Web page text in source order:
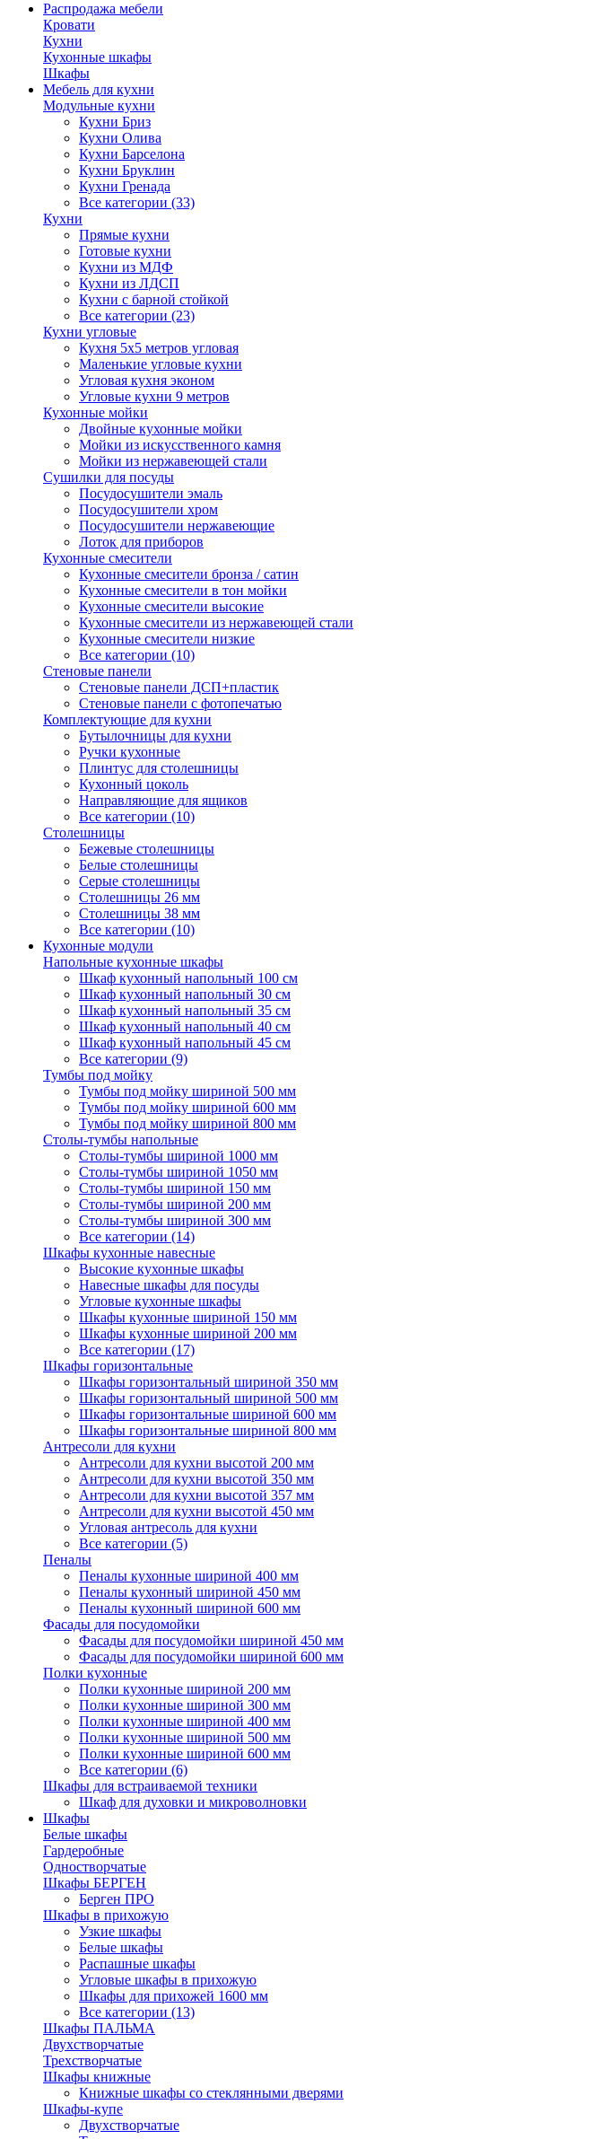
Распродажа мебели
Кровати
Кухни
Кухонные шкафы
Шкафы
Мебель для кухни
Модульные кухни
Кухни Бриз
Кухни Олива
Кухни Барселона
Кухни Бруклин
Кухни Гренада
Все категории (33)
Кухни
Прямые кухни
Готовые кухни
Кухни из МДФ
Кухни из ЛДСП
Кухни с барной стойкой
Все категории (23)
Кухни угловые
Кухня 5х5 метров угловая
Маленькие угловые кухни
Угловая кухня эконом
Угловые кухни 9 метров
Кухонные мойки
Двойные кухонные мойки
Мойки из искусственного камня
Мойки из нержавеющей стали
Сушилки для посуды
Посудосушители эмаль
Посудосушители хром
Посудосушители нержавеющие
Лоток для приборов
Кухонные смесители
Кухонные смесители бронза / сатин
Кухонные смесители в тон мойки
Кухонные смесители высокие
Кухонные смесители из нержавеющей стали
Кухонные смесители низкие
Все категории (10)
Стеновые панели
Стеновые панели ДСП+пластик
Стеновые панели с фотопечатью
Комплектующие для кухни
Бутылочницы для кухни
Ручки кухонные
Плинтус для столешницы
Кухонный цоколь
Направляющие для ящиков
Все категории (10)
Столешницы
Бежевые столешницы
Белые столешницы
Серые столешницы
Столешницы 26 мм
Столешницы 38 мм
Все категории (10)
Кухонные модули
Напольные кухонные шкафы
Шкаф кухонный напольный 100 см
Шкаф кухонный напольный 30 см
Шкаф кухонный напольный 35 см
Шкаф кухонный напольный 40 см
Шкаф кухонный напольный 45 см
Все категории (9)
Тумбы под мойку
Тумбы под мойку шириной 500 мм
Тумбы под мойку шириной 600 мм
Тумбы под мойку шириной 800 мм
Столы-тумбы напольные
Столы-тумбы шириной 1000 мм
Столы-тумбы шириной 1050 мм
Столы-тумбы шириной 150 мм
Столы-тумбы шириной 200 мм
Столы-тумбы шириной 300 мм
Все категории (14)
Шкафы кухонные навесные
Высокие кухонные шкафы
Навесные шкафы для посуды
Угловые кухонные шкафы
Шкафы кухонные шириной 150 мм
Шкафы кухонные шириной 200 мм
Все категории (17)
Шкафы горизонтальные
Шкафы горизонтальный шириной 350 мм
Шкафы горизонтальный шириной 500 мм
Шкафы горизонтальные шириной 600 мм
Шкафы горизонтальные шириной 800 мм
Антресоли для кухни
Антресоли для кухни высотой 200 мм
Антресоли для кухни высотой 350 мм
Антресоли для кухни высотой 357 мм
Антресоли для кухни высотой 450 мм
Угловая антресоль для кухни
Все категории (5)
Пеналы
Пеналы кухонные шириной 400 мм
Пеналы кухонный шириной 450 мм
Пеналы кухонный шириной 600 мм
Фасады для посудомойки
Фасады для посудомойки шириной 450 мм
Фасады для посудомойки шириной 600 мм
Полки кухонные
Полки кухонные шириной 200 мм
Полки кухонные шириной 300 мм
Полки кухонные шириной 400 мм
Полки кухонные шириной 500 мм
Полки кухонные шириной 600 мм
Все категории (6)
Шкафы для встраиваемой техники
Шкаф для духовки и микроволновки
Шкафы
Белые шкафы
Гардеробные
Одностворчатые
Шкафы БЕРГЕН
Берген ПРО
Шкафы в прихожую
Узкие шкафы
Белые шкафы
Распашные шкафы
Угловые шкафы в прихожую
Шкафы для прихожей 1600 мм
Все категории (13)
Шкафы ПАЛЬМА
Двухстворчатые
Трехстворчатые
Шкафы книжные
Книжные шкафы со стеклянными дверями
Шкафы-купе
Двухстворчатые